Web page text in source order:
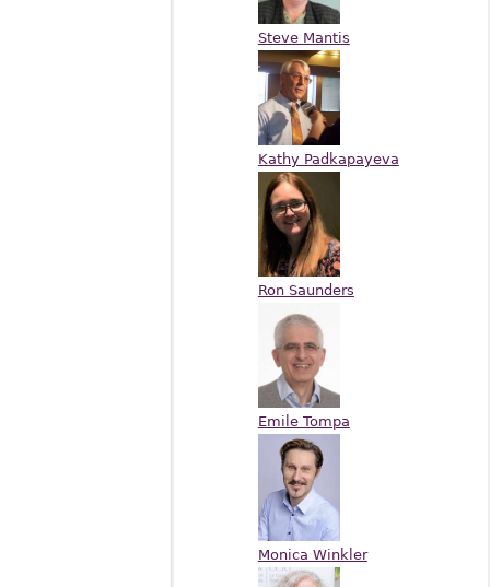
Steve Mantis
Kathy Padkapayeva
Ron Saunders
Emile Tompa
Monica Winkler